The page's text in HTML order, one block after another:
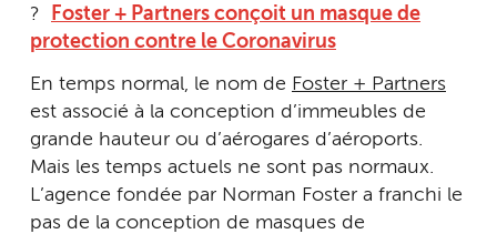
?
Foster + Partners conçoit un masque de
protection contre le Coronavirus
En temps normal, le nom de Foster + Partners
est associé à la conception d’immeubles de
grande hauteur ou d’aérogares d’aéroports.
Mais les temps actuels ne sont pas normaux.
L’agence fondée par Norman Foster a franchi le
pas de la conception de masques de